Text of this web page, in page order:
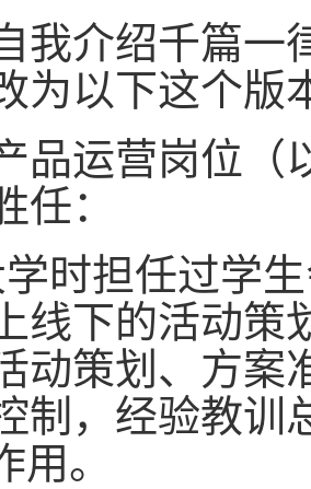
我介绍千篇一
为以下这个版
品运营岗位（
任：
时担任过学
线下的活动策
动策划、方案
制，经验教训
用。